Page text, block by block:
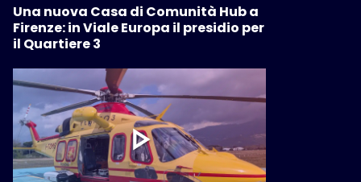
Una nuova Casa di Comunità Hub a
Firenze: in Viale Europa il presidio per
il Quartiere 3